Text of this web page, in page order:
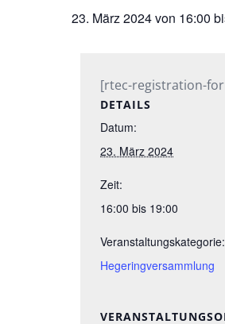
23. März 2024 von 16:00
[rtec-registration-
DETAILS
Datum:
23. März 2024
Zeit:
16:00 bis 19:00
Veranstaltungskategorie:
Hegeringversammlung